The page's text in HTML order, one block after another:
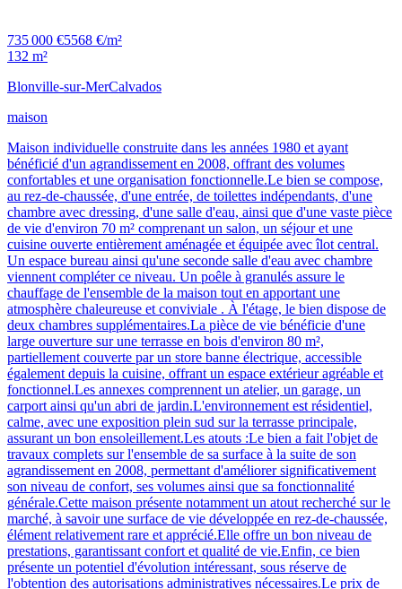
735 000 €5568 €/m²
132 m²
Blonville-sur-MerCalvados
maison
Maison individuelle construite dans les années 1980 et ayant
bénéficié d'un agrandissement en 2008, offrant des volumes
confortables et une organisation fonctionnelle.Le bien se compose,
au rez-de-chaussée, d'une entrée, de toilettes indépendants, d'une
chambre avec dressing, d'une salle d'eau, ainsi que d'une vaste pièce
de vie d'environ 70 m² comprenant un salon, un séjour et une
cuisine ouverte entièrement aménagée et équipée avec îlot central.
Un espace bureau ainsi qu'une seconde salle d'eau avec chambre
viennent compléter ce niveau. Un poêle à granulés assure le
chauffage de l'ensemble de la maison tout en apportant une
atmosphère chaleureuse et conviviale . À l'étage, le bien dispose de
deux chambres supplémentaires.La pièce de vie bénéficie d'une
large ouverture sur une terrasse en bois d'environ 80 m²,
partiellement couverte par un store banne électrique, accessible
également depuis la cuisine, offrant un espace extérieur agréable et
fonctionnel.Les annexes comprennent un atelier, un garage, un
carport ainsi qu'un abri de jardin.L'environnement est résidentiel,
calme, avec une exposition plein sud sur la terrasse principale,
assurant un bon ensoleillement.Les atouts :Le bien a fait l'objet de
travaux complets sur l'ensemble de sa surface à la suite de son
agrandissement en 2008, permettant d'améliorer significativement
son niveau de confort, ses volumes ainsi que sa fonctionnalité
générale.Cette maison présente notamment un atout recherché sur le
marché, à savoir une surface de vie développée en rez-de-chaussée,
élément relativement rare et apprécié.Elle offre un bon niveau de
prestations, garantissant confort et qualité de vie.Enfin, ce bien
présente un potentiel d'évolution intéressant, sous réserve de
l'obtention des autorisations administratives nécessaires.Le prix de